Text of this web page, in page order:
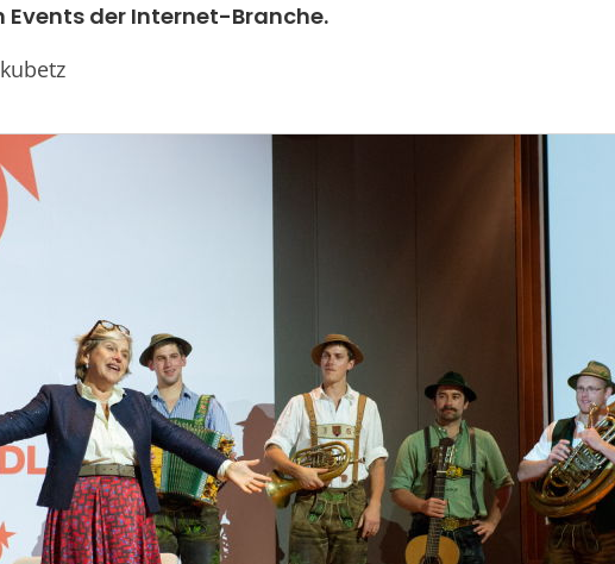
der Internet-Branche.